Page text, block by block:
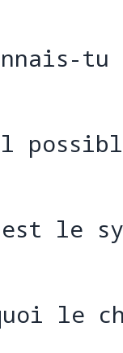
tu
tu
le
le
le
le